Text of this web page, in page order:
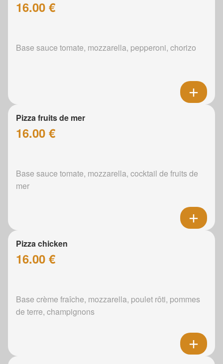
16.00 €
Base sauce tomate, mozzarella, pepperoni, chorizo
Pizza fruits de mer
16.00 €
Base sauce tomate, mozzarella, cocktail de fruits de
mer
Pizza chicken
16.00 €
Base crème fraîche, mozzarella, poulet rôti, pommes
de terre, champignons